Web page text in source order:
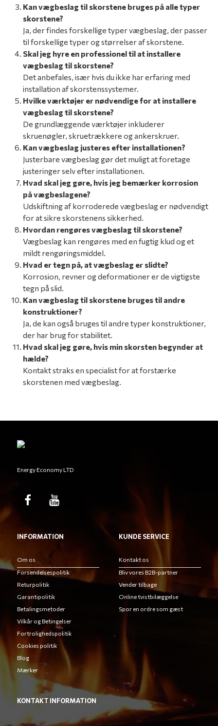
Kan vægbeslag til skorstene bruges på alle typer
skorstene?
Ja, der findes forskellige typer vægbeslag, der passer
til forskellige typer og størrelser af skorstene.
Skal jeg hyre en professionel til at installere
vægbeslag til skorstene?
Det anbefales, især hvis du ikke har erfaring med
installation af skorstenssystemer.
Hvilke værktøjer er nødvendige for at installere
vægbeslag til skorstene?
De grundlæggende værktøjer inkluderer
skruenøgler, skruetrækkere og ankerskruer.
Kan vægbeslag justeres efter installationen?
Justerbare vægbeslag gør det muligt at foretage
justeringer selv efter installationen.
Hvad skal jeg gøre, hvis jeg bemærker korrosion
på vægbeslagene?
Udskiftning af korroderede vægbeslag er nødvendigt
for at sikre skorstenens sikkerhed.
Hvordan rengøres vægbeslag til skorstene?
Vægbeslag kan rengøres med en fugtig klud og et
mildt rengøringsmiddel.
Hvad er tegn på, at vægbeslag er slidte?
Korrosion, revner og deformationer er de vigtigste
tegn på slid.
Kan vægbeslag til skorstene bruges til andre
konstruktioner?
Ja, de kan også bruges til andre typer konstruktioner,
der har brug for stabilitet.
Hvad skal jeg gøre, hvis min skorsten begynder at
hælde?
Kontakt straks en specialist for at forstærke
skorstenen med vægbeslag.
Energy Economy LTD
INFORMATION
Om os
Forsendelsespolitik
Returpolitik
Garantipolitik
Betalingsmetoder
Vilkår og Betingelser
Fortrolighedspolitik
Cookies politik
Blog
Mærker
KUNDE SERVICE
Kontakt os
Bliv vores B2B-partner
Vender tilbage
Online tvistbilæggelse
Spor en ordre som gæst
KONTAKT INFORMATION